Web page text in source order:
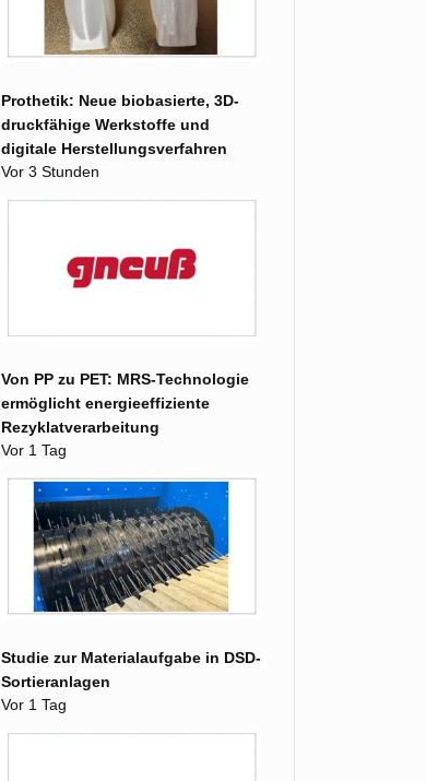
Prothetik: Neue biobasierte, 3D-
druckfähige Werkstoffe und
digitale Herstellungsverfahren
Vor 3 Stunden
Von PP zu PET: MRS-Technologie
ermöglicht energieeffiziente
Rezyklatverarbeitung
Vor 1 Tag
Studie zur Materialaufgabe in DSD-
Sortieranlagen
Vor 1 Tag